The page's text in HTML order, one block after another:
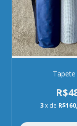
3 x de